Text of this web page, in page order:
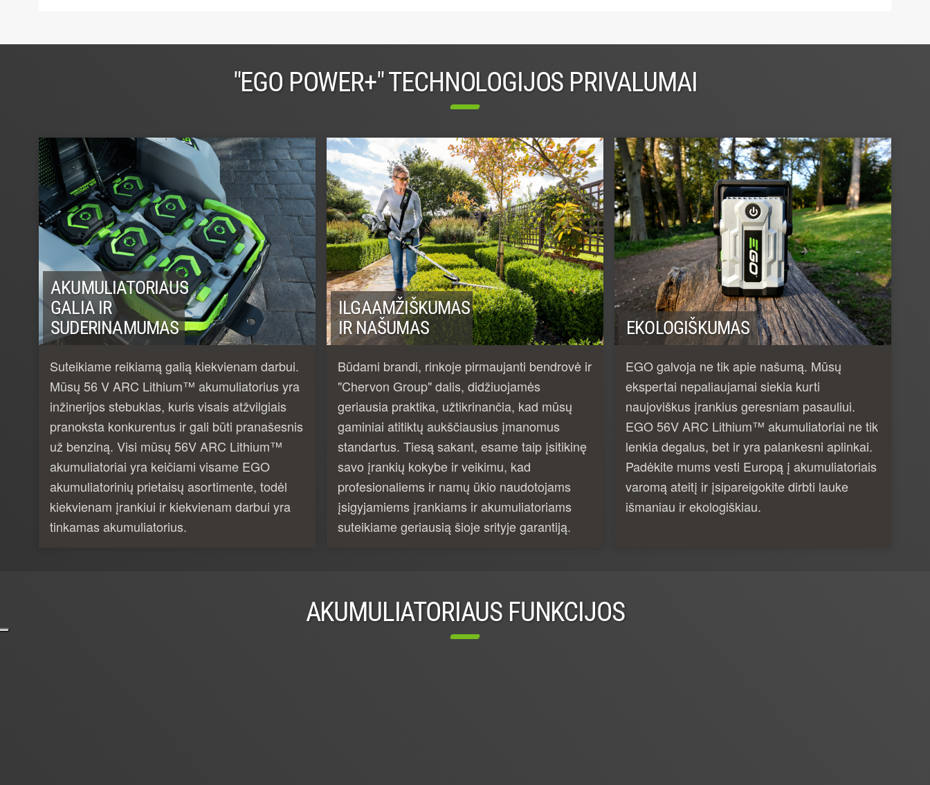
"EGO POWER+" TECHNOLOGIJOS PRIVALUMAI
AKUMULIATORIAUS
GALIA IR
SUDERINAMUMAS
Suteikiame reikiamą galią kiekvienam darbui.
Mūsų 56 V ARC Lithium™ akumuliatorius yra
inžinerijos stebuklas, kuris visais atžvilgiais
pranoksta konkurentus ir gali būti pranašesnis
už benziną. Visi mūsų 56V ARC Lithium™
akumuliatoriai yra keičiami visame EGO
akumuliatorinių prietaisų asortimente, todėl
kiekvienam įrankiui ir kiekvienam darbui yra
tinkamas akumuliatorius.
ILGAAMŽIŠKUMAS
IR NAŠUMAS
Būdami brandi, rinkoje pirmaujanti bendrovė ir
"Chervon Group" dalis, didžiuojamės
geriausia praktika, užtikrinančia, kad mūsų
gaminiai atitiktų aukščiausius įmanomus
standartus. Tiesą sakant, esame taip įsitikinę
savo įrankių kokybe ir veikimu, kad
profesionaliems ir namų ūkio naudotojams
įsigyjamiems įrankiams ir akumuliatoriams
suteikiame geriausią šioje srityje garantiją.
EKOLOGIŠKUMAS
EGO galvoja ne tik apie našumą. Mūsų
ekspertai nepaliaujamai siekia kurti
naujoviškus įrankius geresniam pasauliui.
EGO 56V ARC Lithium™ akumuliatoriai ne tik
lenkia degalus, bet ir yra palankesni aplinkai.
Padėkite mums vesti Europą į akumuliatoriais
varomą ateitį ir įsipareigokite dirbti lauke
išmaniau ir ekologiškiau.
AKUMULIATORIAUS FUNKCIJOS